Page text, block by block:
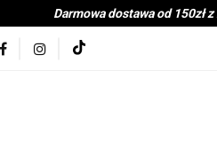
Darmowa dostawa od 150zł
Nowości